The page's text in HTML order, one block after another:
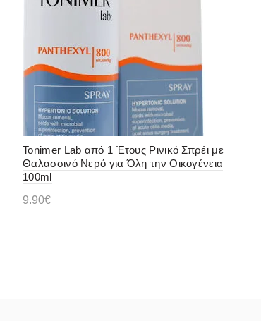
Tonimer Lab από 1 Έτους Ρινικό Σπρέι με
Θαλασσινό Νερό για Όλη την Οικογένεια
100ml
9.90€